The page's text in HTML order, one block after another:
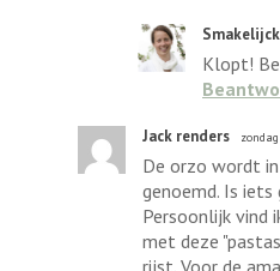
Smakelijck
Klopt!
Jack renders
De orzo wordt
genoemd. Is
Persoonlijk vind
met deze
rijst. Voor de